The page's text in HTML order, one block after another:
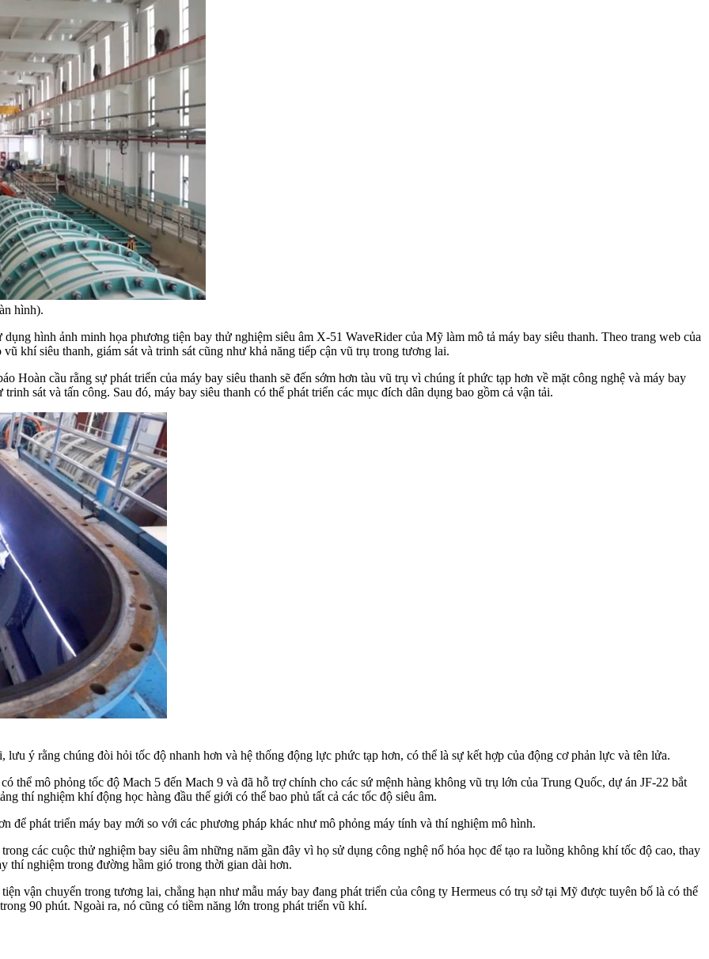
hình).
hình ảnh minh họa phương tiện bay thử nghiệm siêu âm X-51 WaveRider của Mỹ làm mô tả máy bay siêu thanh. Theo trang web của
khí siêu thanh, giám sát và trinh sát cũng như khả năng tiếp cận vũ trụ trong tương lai.
Hoàn cầu rằng sự phát triển của máy bay siêu thanh sẽ đến sớm hơn tàu vũ trụ vì chúng ít phức tạp hơn về mặt công nghệ và máy bay
sát và tấn công. Sau đó, máy bay siêu thanh có thể phát triển các mục đích dân dụng bao gồm cả vận tải.
ý rằng chúng đòi hỏi tốc độ nhanh hơn và hệ thống động lực phức tạp hơn, có thể là sự kết hợp của động cơ phản lực và tên lửa.
thể mô phỏng tốc độ Mach 5 đến Mach 9 và đã hỗ trợ chính cho các sứ mệnh hàng không vũ trụ lớn của Trung Quốc, dự án JF-22 bắt
thí nghiệm khí động học hàng đầu thế giới có thể bao phủ tất cả các tốc độ siêu âm.
để phát triển máy bay mới so với các phương pháp khác như mô phỏng máy tính và thí nghiệm mô hình.
các cuộc thử nghiệm bay siêu âm những năm gần đây vì họ sử dụng công nghệ nổ hóa học để tạo ra luồng không khí tốc độ cao, thay
thí nghiệm trong đường hầm gió trong thời gian dài hơn.
vận chuyển trong tương lai, chẳng hạn như mẫu máy bay đang phát triển của công ty Hermeus có trụ sở tại Mỹ được tuyên bố là có thể
90 phút. Ngoài ra, nó cũng có tiềm năng lớn trong phát triển vũ khí.